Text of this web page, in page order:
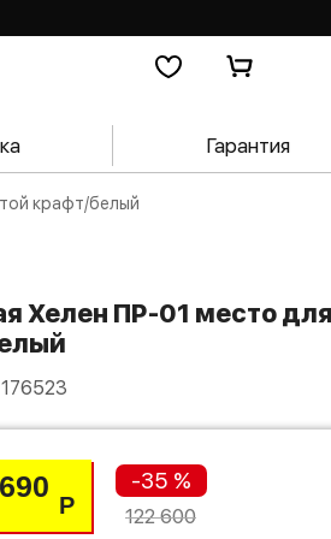
Гарантия
крафт/белый
176523
690
Р
-35 %
122 600